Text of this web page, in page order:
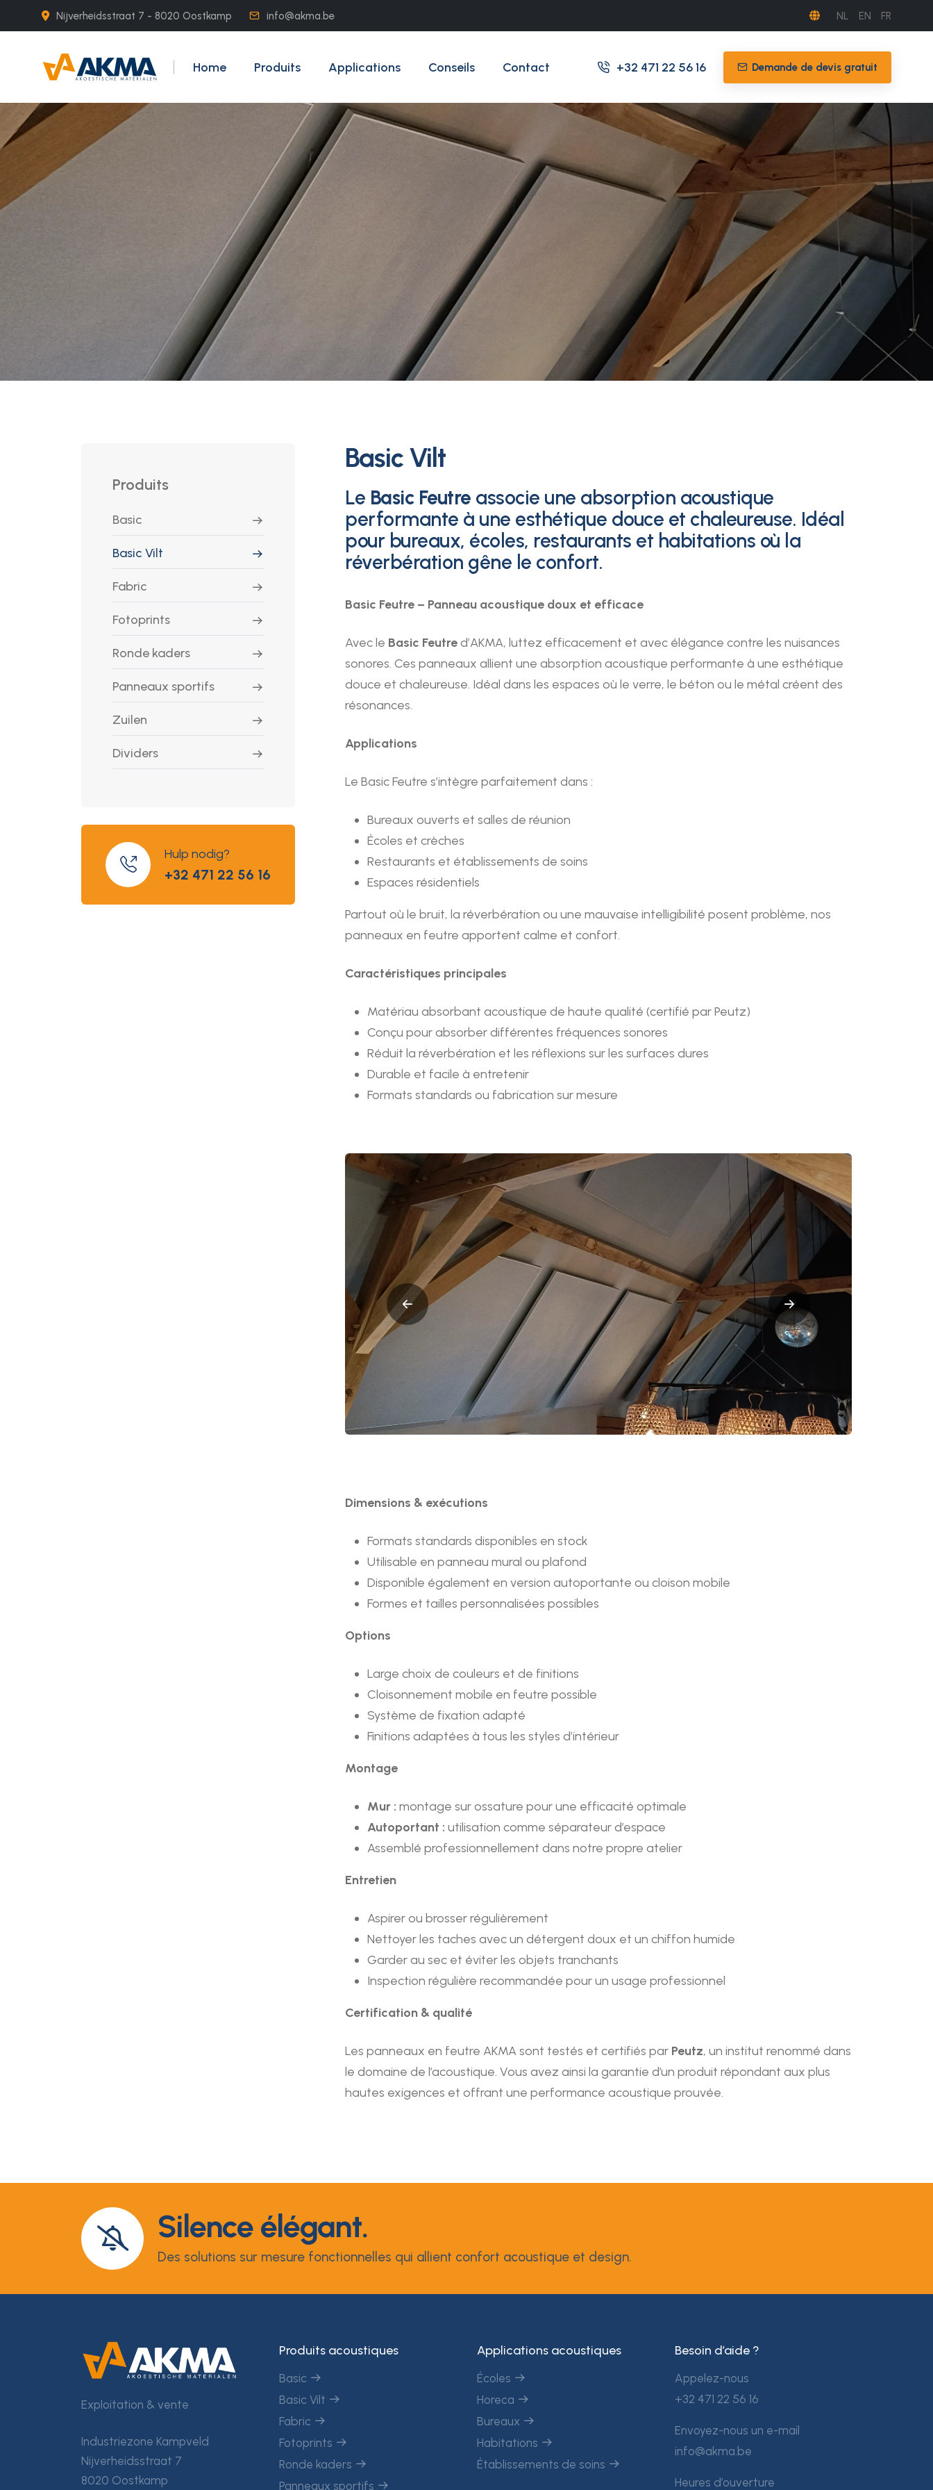
Nijverheidsstraat 7 - 8020 Oostkamp info@akma.be NL EN FR
Home Produits Applications Conseils Contact +32 471 22 56 16 Demande de devis gratuit
Produits
Basic
Basic Vilt
Fabric
Fotoprints
Ronde kaders
Panneaux sportifs
Zuilen
Dividers
Hulp nodig?
+32 471 22 56 16
Basic Vilt
Le Basic Feutre associe une absorption acoustique
performante à une esthétique douce et chaleureuse. Idéal
pour bureaux, écoles, restaurants et habitations où la
réverbération gêne le confort.
Basic Feutre – Panneau acoustique doux et efficace
Avec le Basic Feutred’AKMA, luttez efficacement et avec élégance contre les nuisances
sonores. Ces panneaux allient une absorption acoustique performante à une esthétique
douce et chaleureuse. Idéal dans les espaces où le verre, le béton ou le métal créent des
résonances.
Applications
Le Basic Feutre s’intègre parfaitement dans :
Bureaux ouverts et salles de réunion
Écoles et crèches
Restaurants et établissements de soins
Espaces résidentiels
Partout où le bruit, la réverbération ou une mauvaise intelligibilité posent problème, nos
panneaux en feutre apportent calme et confort.
Caractéristiques principales
Matériau absorbant acoustique de haute qualité (certifié par Peutz)
Conçu pour absorber différentes fréquences sonores
Réduit la réverbération et les réflexions sur les surfaces dures
Durable et facile à entretenir
Formats standards ou fabrication sur mesure
Dimensions & exécutions
Formats standards disponibles en stock
Utilisable en panneau mural ou plafond
Disponible également en version autoportante ou cloison mobile
Formes et tailles personnalisées possibles
Options
Large choix de couleurs et de finitions
Cloisonnement mobile en feutre possible
Système de fixation adapté
Finitions adaptées à tous les styles d’intérieur
Montage
Mur : montage sur ossature pour une efficacité optimale
Autoportant : utilisation comme séparateur d’espace
Assemblé professionnellement dans notre propre atelier
Entretien
Aspirer ou brosser régulièrement
Nettoyer les taches avec un détergent doux et un chiffon humide
Garder au sec et éviter les objets tranchants
Inspection régulière recommandée pour un usage professionnel
Certification & qualité
Les panneaux en feutre AKMA sont testés et certifiés par Peutz, un institut renommé dans
le domaine de l’acoustique. Vous avez ainsi la garantie d’un produit répondant aux plus
hautes exigences et offrant une performance acoustique prouvée.
Silence élégant.
Des solutions sur mesure fonctionnelles qui allient confort acoustique et design.
Exploitation & vente
Industriezone Kampveld
Nijverheidsstraat 7
8020 Oostkamp
Produits acoustiques
Basic
Basic Vilt
Fabric
Fotoprints
Ronde kaders
Panneaux sportifs
Applications acoustiques
Écoles
Horeca
Bureaux
Habitations
Établissements de soins
Besoin d’aide ?
Appelez-nous
+32 471 22 56 16
Envoyez-nous un e-mail
info@akma.be
Heures d’ouverture